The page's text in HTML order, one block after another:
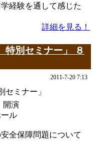
通して感じた
詳細を見る！
特別セミナー」 ８
2011-7-20 7:13
ミナー」
演
ル
問題について